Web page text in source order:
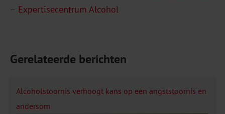
– Expertisecentrum Alcohol
Gerelateerde berichten
Alcoholstoornis verhoogt kans op een angststoornis en
andersom